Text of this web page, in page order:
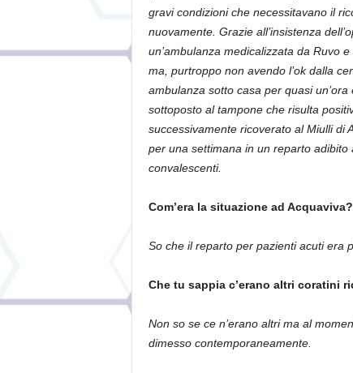
gravi condizioni che necessitavano il
nuovamente. Grazie all’insistenza
un’ambulanza medicalizzata da Ruvo
ma, purtroppo non avendo l’ok dalla
ambulanza sotto casa per quasi
sottoposto al tampone che risulta
successivamente ricoverato al Miulli di
per una settimana in un reparto adibito
convalescenti.
Com’era la situazione ad Acquaviva?
So che il reparto per pazienti acuti era
Che tu sappia c’erano altri coratini
Non so se ce n’erano altri ma al
dimesso contemporaneamente.